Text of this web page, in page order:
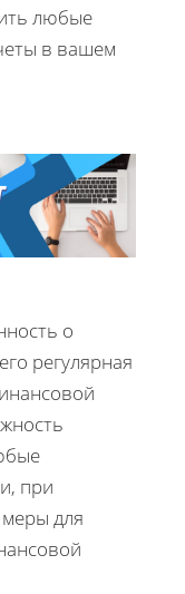
любые
в вашем
о
регулярная
при
для